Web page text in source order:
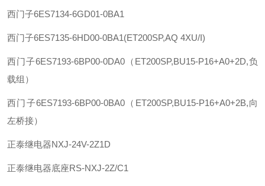
西门子6ES7134-6GD01-0BA1
西门子6ES7135-6HD00-0BA1(ET200SP,AQ 4XU/I)
西门子6ES7193-6BP00-0DA0（ET200SP,BU15-P16+A0+2D,负
载组）
西门子6ES7193-6BP00-0BA0（ET200SP,BU15-P16+A0+2B,向
左桥接）
正泰继电器NXJ-24V-2Z1D
正泰继电器底座RS-NXJ-2Z/C1